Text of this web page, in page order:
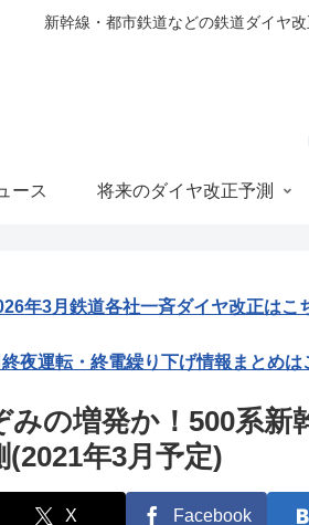
新幹線・都市鉄道などの鉄道ダイヤ
ース 将来のダイヤ改正予測
年3月鉄道各社一斉ダイヤ改正はこ
夜運転・終電繰り下げ情報まとめは
みの増発か！500系
(2021年3月予定)
X Facebook